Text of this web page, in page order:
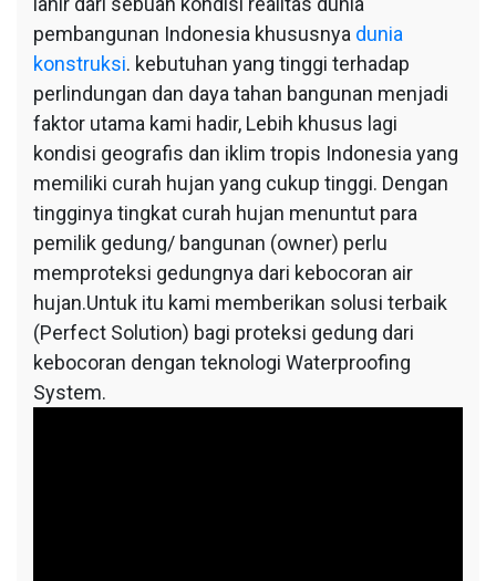
pembangunan Indonesia khususnya dunia
konstruksi. kebutuhan yang tinggi terhadap
perlindungan dan daya tahan bangunan menjadi
faktor utama kami hadir, Lebih khusus lagi
kondisi geografis dan iklim tropis Indonesia yang
memiliki curah hujan yang cukup tinggi. Dengan
tingginya tingkat curah hujan menuntut para
pemilik gedung/ bangunan (owner) perlu
memproteksi gedungnya dari kebocoran air
hujan.Untuk itu kami memberikan solusi terbaik
(Perfect Solution) bagi proteksi gedung dari
kebocoran dengan teknologi Waterproofing
System.